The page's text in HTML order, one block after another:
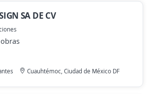
SA DE CV
Cuauhtémoc, Ciudad de México DF